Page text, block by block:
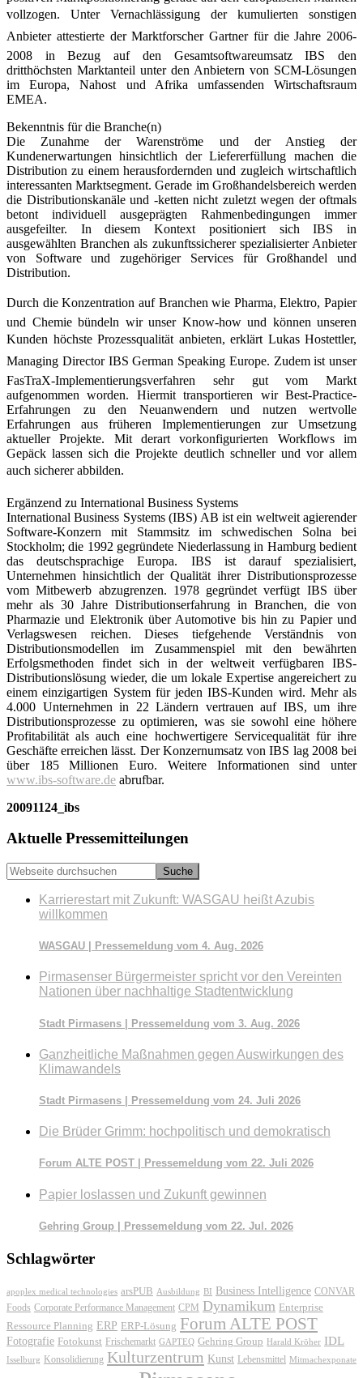
vollzogen. Unter Vernachlässigung der kumulierten sonstigen
Anbieter attestierte der Marktforscher Gartner für die Jahre 2006-
2008 in Bezug auf den Gesamtsoftwareumsatz IBS den
dritthöchsten Marktanteil unter den Anbietern von SCM-Lösungen
im Europa, Nahost und Afrika umfassenden Wirtschaftsraum
EMEA.
Bekenntnis für die Branche(n)
Die Zunahme der Warenströme und der Anstieg der
Kundenerwartungen hinsichtlich der Liefererfüllung machen die
Distribution zu einem herausfordernden und zugleich wirtschaftlich
interessanten Marktsegment. Gerade im Großhandelsbereich werden
die Distributionskanäle und -ketten nicht zuletzt wegen der oftmals
betont individuell ausgeprägten Rahmenbedingungen immer
ausgefeilter. In diesem Kontext positio­niert sich IBS in
ausgewählten Branchen als zukunftssicherer spezialisierter Anbieter
von Software und zugehöriger Services für Großhandel und
Distribution.
Durch die Konzentration auf Branchen wie Pharma, Elektro, Papier
und Chemie bündeln wir unser Know-how und können unseren
Kunden höchste Prozess­qualität anbieten, erklärt Lukas Hostettler,
Managing Director IBS German Speaking Europe. Zudem ist unser
FasTraX-Implementierungsverfahren sehr gut vom Markt
aufgenommen worden. Hiermit transportieren wir Best-Practice-
Erfahrungen zu den Neuanwendern und nutzen wertvolle
Erfahrungen aus früheren Implementierungen zur Umsetzung
aktueller Projekte. Mit derart vorkonfigurierten Workflows im
Gepäck lassen sich die Projekte deutlich schneller und vor allem
auch sicherer abbilden.
Ergänzend zu International Business Systems
International Business Systems (IBS) AB ist ein weltweit agierender
Software-Konzern mit Stammsitz im schwedischen Solna bei
Stockholm; die 1992 gegründete Niederlassung in Hamburg bedient
das deutschsprachige Europa. IBS ist darauf spezialisiert,
Unternehmen hinsichtlich der Qualität ihrer Distributionsprozesse
vom Mitbewerb abzugrenzen. 1978 gegründet verfügt IBS über
mehr als 30 Jahre Distributionserfahrung in Branchen, die von
Pharmazie und Elektronik über Automotive bis hin zu Papier und
Verlagswesen reichen. Dieses tiefgehende Verständnis von
Distributionsmodellen im Zusammenspiel mit den bewährten
Erfolgsmethoden findet sich in der weltweit verfügbaren IBS-
Distributionslösung wieder, die um lokale Expertise angereichert zu
einem einzigartigen System für jeden IBS-Kunden wird. Mehr als
4.000 Unternehmen in 22 Ländern vertrauen auf IBS, um ihre
Distributionsprozesse zu optimieren, was sie sowohl eine höhere
Profitabilität als auch eine hochwertigere Servicequalität für ihre
Geschäfte erreichen lässt. Der Konzernumsatz von IBS lag 2008 bei
über 185 Millionen Euro. Weitere Informationen sind unter
www.ibs-software.de abrufbar.
20091124_ibs
Seitenspalte
Aktuelle Pressemitteilungen
Webseite
durchsuchen
Karrierestart mit Zukunft: WASGAU heißt Azubis
willkommen
WASGAU | Pressemeldung vom 4. Aug. 2026
Pirmasenser Bürgermeister spricht vor den Vereinten
Nationen über nachhaltige Stadtentwicklung
Stadt Pirmasens | Pressemeldung vom 3. Aug. 2026
Ganzheitliche Maßnahmen gegen Auswirkungen des
Klimawandels
Stadt Pirmasens | Pressemeldung vom 24. Juli 2026
Die Brüder Grimm: hochpolitisch und demokratisch
Forum ALTE POST | Pressemeldung vom 22. Juli 2026
Papier loslassen und Zukunft gewinnen
Gehring Group | Pressemeldung vom 22. Jul. 2026
Schlagwörter
apoplex medical technologies arsPUB Ausbildung BI Business Intelligence CONVAR
Foods Corporate Performance Management CPM Dynamikum Enterprise
Ressource Planning ERP ERP-Lösung Forum ALTE POST
Fotografie Fotokunst Frischemarkt GAPTEQ Gehring Group Harald Kröher IDL
Isselburg Konsolidierung Kulturzentrum Kunst Lebensmittel Mitmachexponate